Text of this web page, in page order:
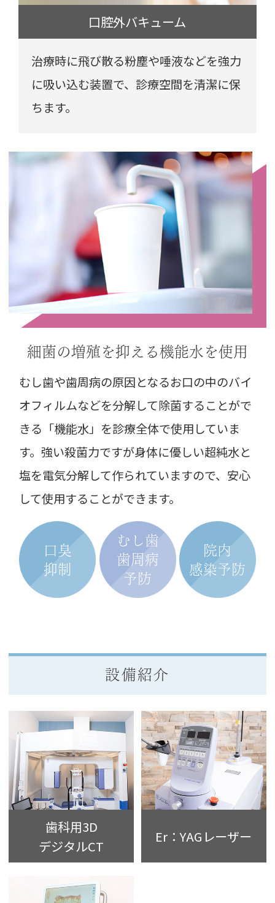
口腔外バキューム
治療時に飛び散る粉塵や唾液などを強力
に吸い込む装置で、診療空間を清潔に保
ちます。
細菌の増殖を抑える機能水を使用
むし歯や歯周病の原因となるお口の中のバイ
オフィルムなどを分解して除菌することがで
きる「機能水」を診療全体で使用していま
す。強い殺菌力ですが身体に優しい超純水と
塩を電気分解して作られていますので、安心
して使用することができます。
口臭
抑制
むし歯
歯周病
予防
院内
感染予防
設備紹介
歯科用3D
デジタルCT
Er：YAGレーザー